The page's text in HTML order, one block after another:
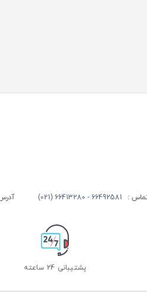
:
66492581 - 66413280 (021)
پشتیبانی 24 ساعته